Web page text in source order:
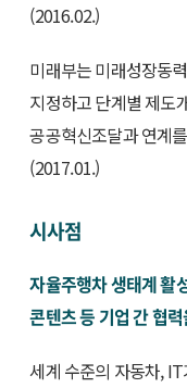
(2016.02.)
미래부는 미래성장동
지정하고 단계별 제도
공공혁신조달과 연계
(2017.01.)
시사점
자율주행차 생태계 활
콘텐츠 등 기업 간 협
세계 수준의 자동차,